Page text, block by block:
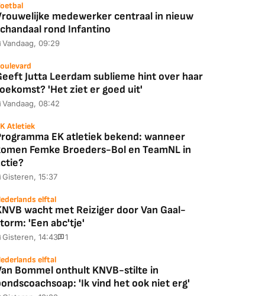
medewerker centraal in nieuw
rond Infantino
Vandaag, 09:29
Jutta Leerdam sublieme hint over haar
'Het ziet er goed uit'
Vandaag, 08:42
Atletiek
EK atletiek bekend: wanneer
Femke Broeders-Bol en TeamNL in
Gisteren, 15:37
elftal
wacht met Reiziger door Van Gaal-
'Een abc'tje'
Gisteren, 14:43 1
elftal
Bommel onthult KNVB-stilte in
'Ik vind het ook niet erg'